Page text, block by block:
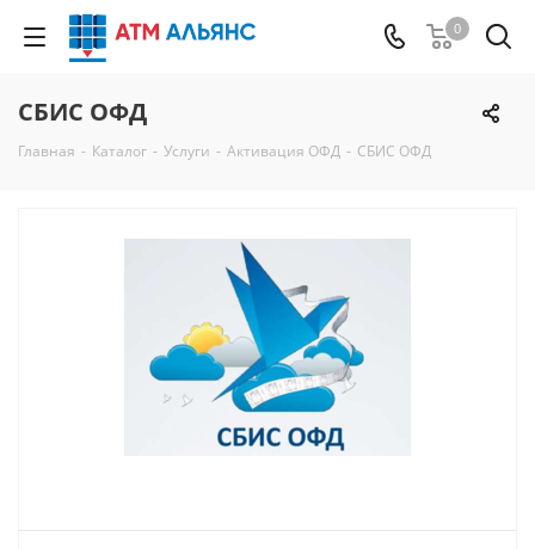
0
СБИС ОФД
Главная - Каталог - Услуги - Активация ОФД - СБИС ОФД